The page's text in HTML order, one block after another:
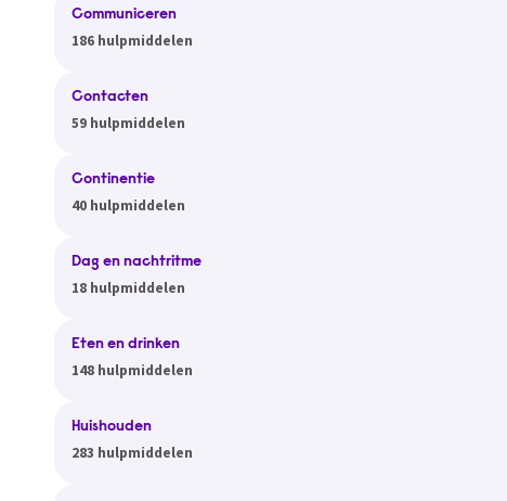
Communiceren
186 hulpmiddelen
Contacten
59 hulpmiddelen
Continentie
40 hulpmiddelen
Dag en nachtritme
18 hulpmiddelen
Eten en drinken
148 hulpmiddelen
Huishouden
283 hulpmiddelen